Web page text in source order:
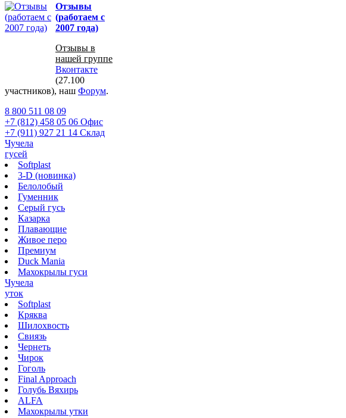
Отзывы
(работаем с
2007 года)
Отзывы в
нашей группе
Вконтакте
(27.100
участников), наш Форум.
8 800 511 08 09
+7 (812) 458 05 06 Офис
+7 (911) 927 21 14 Склад
Чучела
гусей
Softplast
3-D (новинка)
Белолобый
Гуменник
Серый гусь
Казарка
Плавающие
Живое перо
Премиум
Duck Mania
Махокрылы гуси
Чучела
уток
Softplast
Кряква
Шилохвость
Свиязь
Чернеть
Чирок
Гоголь
Final Approach
Голубь Вяхирь
ALFA
Махокрылы утки